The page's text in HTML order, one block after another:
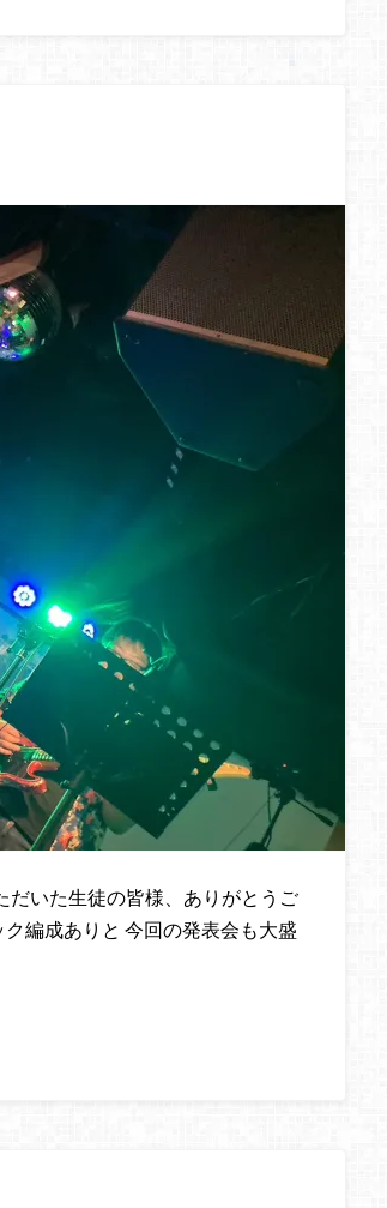
だいた生徒の皆様、ありがとうご
編成ありと 今回の発表会も大盛